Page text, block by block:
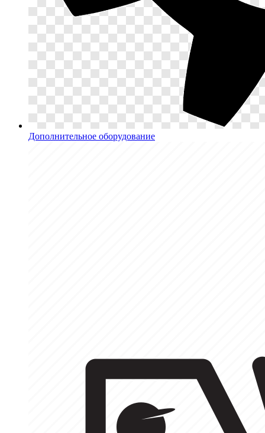
Дополнительное оборудование